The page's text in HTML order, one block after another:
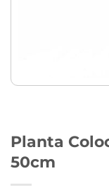
Planta
50cm